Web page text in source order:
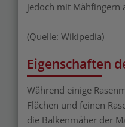
jedoch mit Mähfingern
(Quelle: Wikipedia)
Eigenschaften
Während einige
Flächen und feinen
die Balkenmäher der